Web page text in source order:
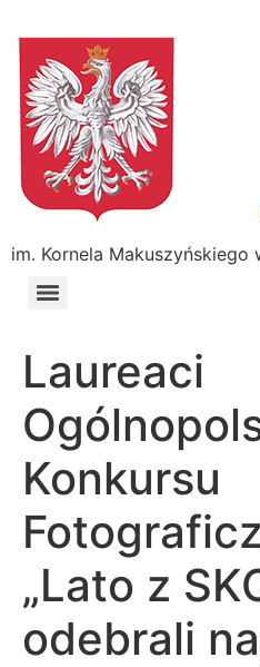
im. Kornela Makuszyńskiego
Laureaci
Konkursu
„Lato z
odebrali